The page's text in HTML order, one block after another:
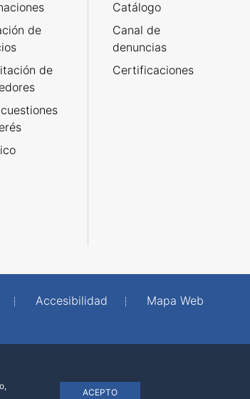
de
de
Catálogo
Canal de
denuncias
Certificaciones
Accesibilidad
Mapa Web
ACEPTO